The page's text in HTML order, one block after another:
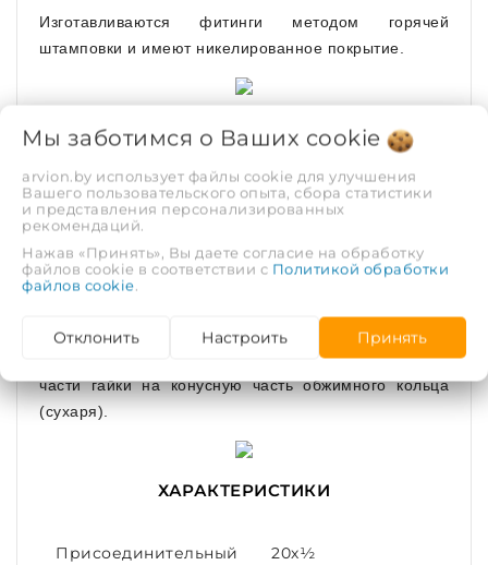
Изготавливаются фитинги методом горячей
штамповки и имеют никелированное покрытие.
В проточках штуцера установлены два
уплотнительных кольца из EPDM. Торец трубы
контактирует с изоляционной прокладкой из PTFE
(тефлон), которая предотвращает появление
гальванической пары между алюминием трубы и
латунью.
посредством обжимного кольца (сухаря), которое
обжимает трубу в результате воздействия конусной
части гайки на конусную часть обжимного кольца
(сухаря).
ХАРАКТЕРИСТИКИ
Присоединительный
20х½
Мы заботимся о Ваших cookie
arvion.by использует файлы cookie для улучшения
Вашего пользовательского опыта, сбора статистики
и представления персонализированных
рекомендаций.
Нажав «Принять», Вы даете согласие на обработку
файлов cookie в соответствии с Политикой обработки
файлов cookie
Отклонить Настроить Принять